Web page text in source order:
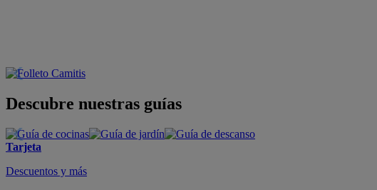
Descubre nuestras guías
Tarjeta
Descuentos y más